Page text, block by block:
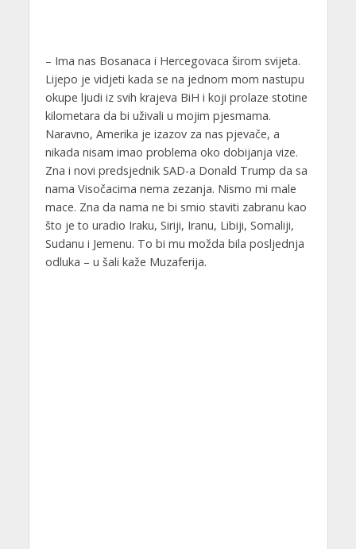
– Ima nas Bosanaca i Hercegovaca širom svijeta.
Lijepo je vidjeti kada se na jednom mom nastupu
okupe ljudi iz svih krajeva BiH i koji prolaze stotine
kilometara da bi uživali u mojim pjesmama.
Naravno, Amerika je izazov za nas pjevače, a
nikada nisam imao problema oko dobijanja vize.
Zna i novi predsjednik SAD-a Donald Trump da sa
nama Visočacima nema zezanja. Nismo mi male
mace. Zna da nama ne bi smio staviti zabranu kao
što je to uradio Iraku, Siriji, Iranu, Libiji, Somaliji,
Sudanu i Jemenu. To bi mu možda bila posljednja
odluka – u šali kaže Muzaferija.